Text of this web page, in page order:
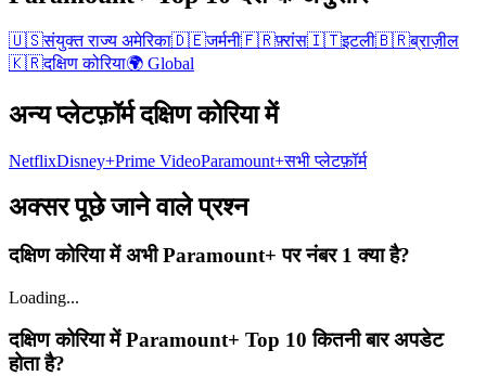
🇺🇸संयुक्त राज्य अमेरिका🇩🇪जर्मनी🇫🇷फ़्रांस🇮🇹इटली🇧🇷ब्राज़ील
🇰🇷दक्षिण कोरिया🌍 Global
अन्य प्लेटफ़ॉर्म दक्षिण कोरिया में
NetflixDisney+Prime VideoParamount+सभी प्लेटफ़ॉर्म
अक्सर पूछे जाने वाले प्रश्न
दक्षिण कोरिया में अभी Paramount+ पर नंबर 1 क्या है?
Loading...
दक्षिण कोरिया में Paramount+ Top 10 कितनी बार अपडेट
होता है?